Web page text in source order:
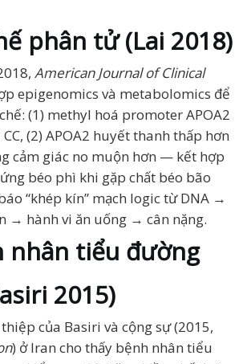
phân tử (Lai 2018)
American Journal of Clinical
epigenomics và metabolomics để
(1) methyl hoá promoter APOA2
(2) APOA2 huyết thanh thấp hơn
cảm giác no muộn hơn — kết hợp
béo phì khi gặp chất béo bão
“khép kín” mạch logic từ DNA →
→ hành vi ăn uống → cân nặng.
nhân tiểu đường
2015)
của Basiri và cộng sự (2015,
) ở Iran cho thấy bệnh nhân tiểu